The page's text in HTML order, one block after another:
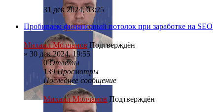
31 дек 2024, 03:25
Пробиваем финансовый потолок при заработке на SEO
Михаил Молчанов Подтверждён
» 30 дек 2024, 19:55
0Ответы
139Просмотры
Последнее сообщение
Михаил Молчанов Подтверждён